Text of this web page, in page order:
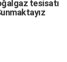
tesisatı